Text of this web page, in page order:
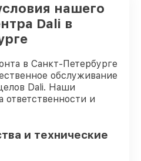
нашего
Dali в
в Санкт-Петербурге
обслуживание
Dali. Наши
ответственности и
и технические